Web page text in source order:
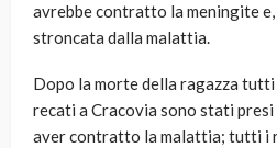
avrebbe contratto la meningite
stroncata dalla malattia.
Dopo la morte della ragazza
recati a Cracovia sono stati presi
aver contratto la malattia; tutti i